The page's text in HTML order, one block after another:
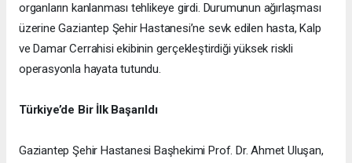
organların kanlanması tehlikeye girdi. Durumunun ağırlaşması
üzerine Gaziantep Şehir Hastanesi’ne sevk edilen hasta, Kalp
ve Damar Cerrahisi ekibinin gerçekleştirdiği yüksek riskli
operasyonla hayata tutundu.
Türkiye’de Bir İlk Başarıldı
Gaziantep Şehir Hastanesi Başhekimi Prof. Dr. Ahmet Uluşan,